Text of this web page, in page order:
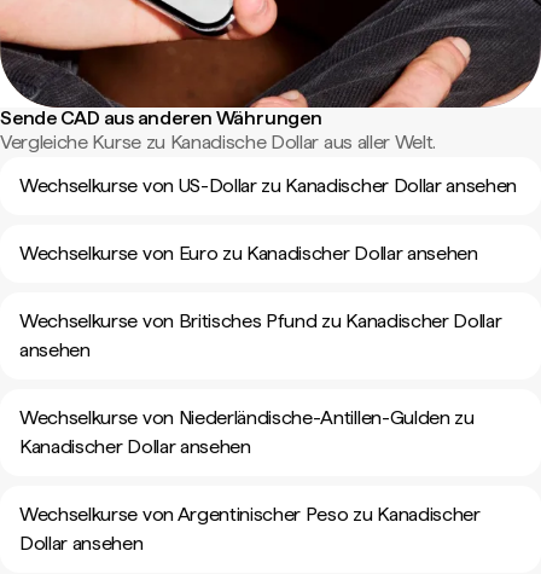
Sende CAD aus anderen Währungen
Vergleiche Kurse zu Kanadische Dollar aus aller Welt.
Wechselkurse von US-Dollar zu Kanadischer Dollar ansehen
Wechselkurse von Euro zu Kanadischer Dollar ansehen
Wechselkurse von Britisches Pfund zu Kanadischer Dollar
ansehen
Wechselkurse von Niederländische-Antillen-Gulden zu
Kanadischer Dollar ansehen
Wechselkurse von Argentinischer Peso zu Kanadischer
Dollar ansehen